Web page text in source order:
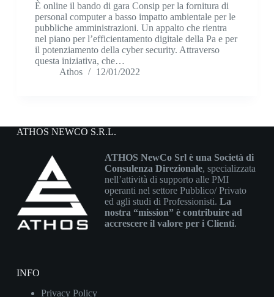
È online il bando di gara Consip per la fornitura di
personal computer a basso impatto ambientale per le
pubbliche amministrazioni. Un appalto che rientra
nel piano per l’efficientamento digitale della Pa e per
il potenziamento della cyber security. Attraverso
questa iniziativa, che…
Athos
12/01/2022
ATHOS NEWCO S.R.L.
ATHOS NewCo Srl è una Società di
Consulenza Direzionale, specializzata
nell’attività di supporto alle PMI
operanti nel settore Pubblico/ Privato
ed agli studi di Professionisti. La
nostra “mission” è contribuire ad
accrescere il valore per i Clienti.
INFO
Privacy Policy